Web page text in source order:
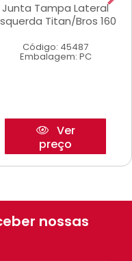
Junta Tampa Lateral
Titan/Bros 160
Código: 45487
Embalagem: PC
Ver
preço
nossas